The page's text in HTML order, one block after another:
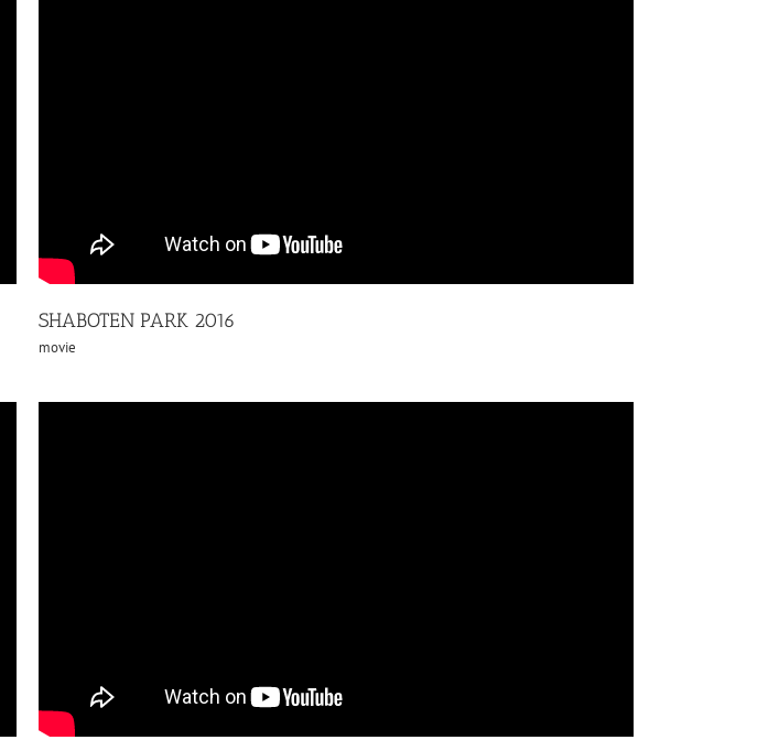
SHABOTEN PARK 2016
movie